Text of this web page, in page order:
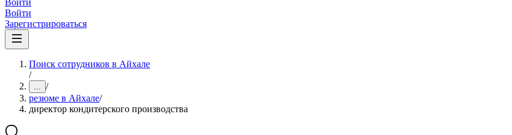
Войти
Войти
Зарегистрироваться
Поиск сотрудников в Айхале
/
... /
резюме в Айхале/
директор кондитерского производства